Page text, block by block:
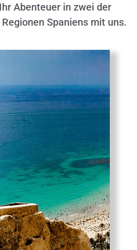
Abenteuer in zwei der
Spaniens mit uns.